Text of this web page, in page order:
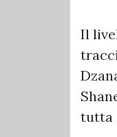
Il
tutta